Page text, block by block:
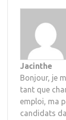
Jacinthe
Bonjour, je
tant que
emploi, ma
candidats